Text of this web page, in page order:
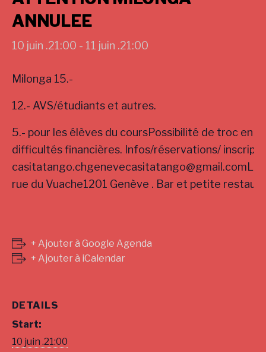
ANNULEE
10 juin .21:00 - 11 juin .21:00
Milonga 15.-
12.- AVS/étudiants et autres.
5.- pour les élèves du coursPossibilité de troc en
difficultés financières. Infos/réservations/
rue du Vuache1201 Genève . Bar et petite
+ Ajouter à Google Agenda
+ Ajouter à iCalendar
DETAILS
Start:
10 juin .21:00